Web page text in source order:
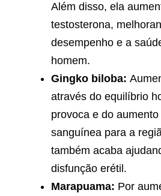
Além disso, ela
testosterona,
desempenho e a
homem.
Gingko biloba:
através do equilíbrio
provoca e do
sanguínea para a
também acaba
disfunção erétil.
Marapuama: Por